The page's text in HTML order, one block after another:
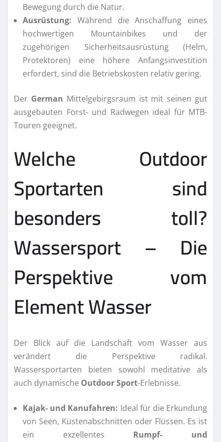
Bewegung durch die Natur.
Ausrüstung: Während die Anschaffung eines
hochwertigen Mountainbikes und der
zugehörigen Sicherheitsausrüstung (Helm,
Protektoren) eine höhere Anfangsinvestition
erfordert, sind die Betriebskosten relativ gering.
Der German Mittelgebirgsraum ist mit seinen gut
ausgebauten Forst- und Radwegen ideal für MTB-
Touren geeignet.
Welche Outdoor
Sportarten sind
besonders toll?
Wassersport – Die
Perspektive vom
Element Wasser
Der Blick auf die Landschaft vom Wasser aus
verändert die Perspektive radikal.
Wassersportarten bieten sowohl meditative als
auch dynamische Outdoor Sport-Erlebnisse.
Kajak- und Kanufahren: Ideal für die Erkundung
von Seen, Küstenabschnitten oder Flüssen. Es ist
ein exzellentes Rumpf- und